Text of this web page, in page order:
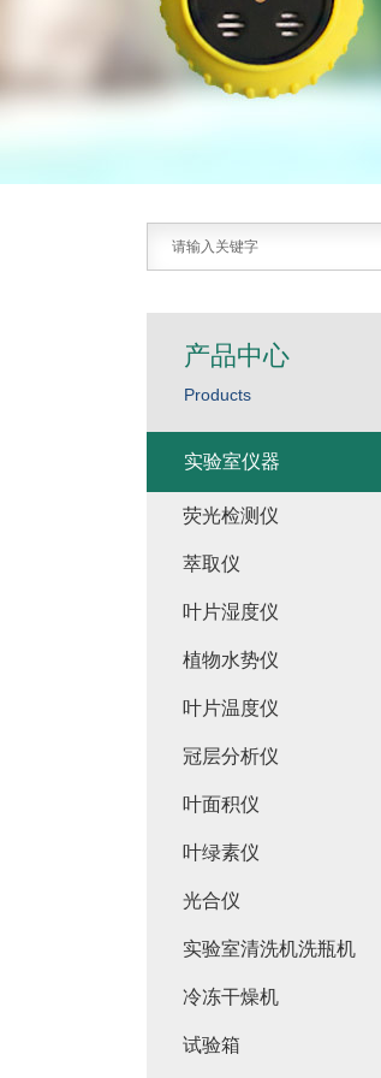
产品中心
Products
实验室仪器
荧光检测仪
萃取仪
叶片湿度仪
植物水势仪
叶片温度仪
冠层分析仪
叶面积仪
叶绿素仪
光合仪
实验室清洗机洗瓶机
冷冻干燥机
试验箱